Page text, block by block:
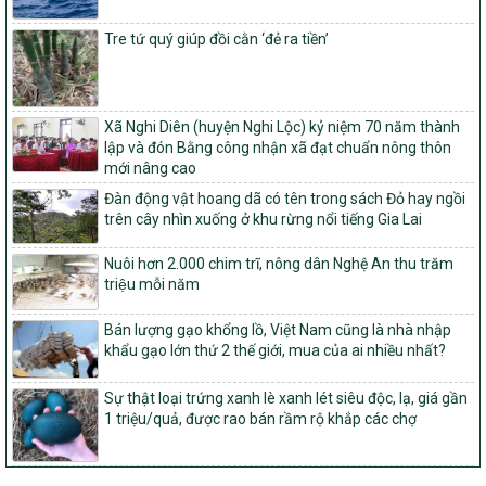
Phê duyệt danh sách các xã thuộc nhóm 1, nhóm 2, nhóm 3
trong xây dựng nông thôn mới giai đoạn 2026-2030 trên địa bàn
tỉnh Nghệ An
103/PTNT-NTM
Về việc đăng ký thực hiện Dự án liên kết theo chuỗi giá trị thuộc
Dự án 2 – Chương trình Mục tiêu quốc gia Giảm nghèo bền vững
giai đoạn 2021-2025 được kéo dài sang năm 2026
827/QĐ-BNNMT
Quyết định Ban hành Kế hoạch triển khai thực hiện Chương trình
mục tiêu quốc gia xây dựng nông thôn mới, giảm nghèo bền
vững và phát triển kinh tế – xã hội vùng đồng bào dân tộc thiểu
số và miền núi giai đoạn 2026-2035, giai đoạn I: Từ năm 2026
đến năm 2030
14/2026/TT-BNNMT
Hướng dẫn thực hiện một số nội dung tiêu chí, điều kiện thuộc Bộ
tiêu chí quốc gia về nông thôn mới giai đoạn 2026 – 2030 thuộc
phạm vi quản lý nhà nước của Bộ Nông nghiệp và Môi trường
417/QĐ-BNNMT
Phê duyệt Chương trình mục tiêu quốc gia xây dựng nông thôn
mới, giảm nghèo bền vững và phát triển kinh tế – xã hội vùng
đồng bào dân tộc thiểu số và miền núi giai đoạn 2026-2035, giai
Tre tứ quý giúp đồi cằn ‘đẻ ra tiền’
Xã Nghi Diên (huyện Nghi Lộc) kỷ niệm 70 năm thành
lập và đón Bằng công nhận xã đạt chuẩn nông thôn
mới nâng cao
Đàn động vật hoang dã có tên trong sách Đỏ hay ngồi
trên cây nhìn xuống ở khu rừng nổi tiếng Gia Lai
Nuôi hơn 2.000 chim trĩ, nông dân Nghệ An thu trăm
triệu mỗi năm
Bán lượng gạo khổng lồ, Việt Nam cũng là nhà nhập
khẩu gạo lớn thứ 2 thế giới, mua của ai nhiều nhất?
Sự thật loại trứng xanh lè xanh lét siêu độc, lạ, giá gần
1 triệu/quả, được rao bán rầm rộ khắp các chợ